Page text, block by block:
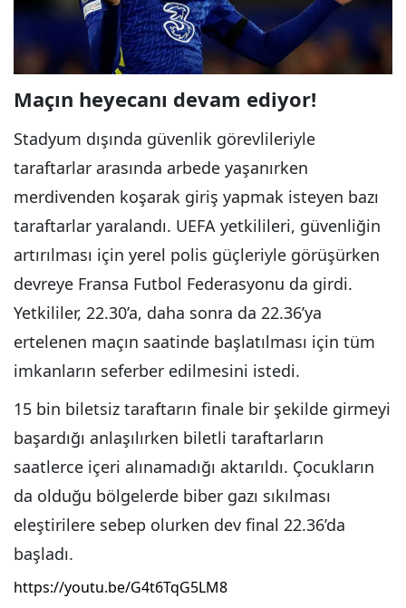
Maçın heyecanı devam ediyor!
Stadyum dışında güvenlik görevlileriyle
taraftarlar arasında arbede yaşanırken
merdivenden koşarak giriş yapmak isteyen bazı
taraftarlar yaralandı. UEFA yetkilileri, güvenliğin
artırılması için yerel polis güçleriyle görüşürken
devreye Fransa Futbol Federasyonu da girdi.
Yetkililer, 22.30’a, daha sonra da 22.36’ya
ertelenen maçın saatinde başlatılması için tüm
imkanların seferber edilmesini istedi.
15 bin biletsiz taraftarın finale bir şekilde girmeyi
başardığı anlaşılırken biletli taraftarların
saatlerce içeri alınamadığı aktarıldı. Çocukların
da olduğu bölgelerde biber gazı sıkılması
eleştirilere sebep olurken dev final 22.36’da
başladı.
https://youtu.be/G4t6TqG5LM8